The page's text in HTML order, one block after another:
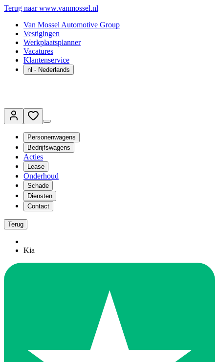
Terug naar www.vanmossel.nl
Van Mossel Automotive Group
Vestigingen
Werkplaatsplanner
Vacatures
Klantenservice
nl - Nederlands
Personenwagens
Bedrijfswagens
Acties
Lease
Onderhoud
Schade
Diensten
Contact
Terug
Kia